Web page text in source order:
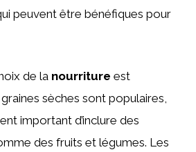
peuvent être bénéfiques pour
de la nourriture est
sèches sont populaires,
important d’inclure des
des fruits et légumes. Les